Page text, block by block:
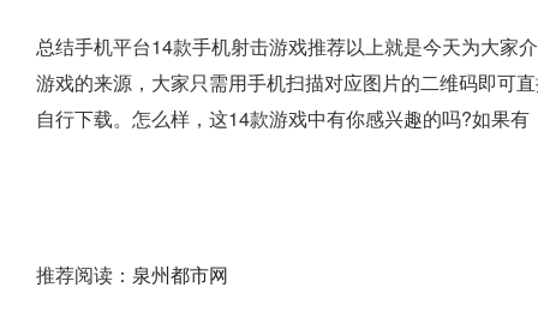
总结手机平台14款手机射击游戏推荐以上就是今天为大家
游戏的来源，大家只需用手机扫描对应图片的二维码即可
自行下载。怎么样，这14款游戏中有你感兴趣的吗?如果
推荐阅读： 泉州都市网